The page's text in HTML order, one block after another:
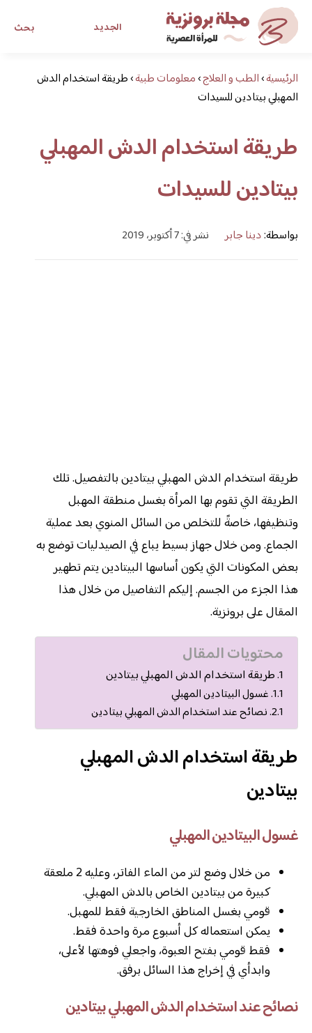
بحث الجديد
مجلة برونزية للفتاة العصريةالرئيسية›الطب و العلاج›معلومات طبية›طريقة استخدام الدش
المهبلي بيتادين للسيدات
طريقة استخدام الدش المهبلي
بيتادين للسيدات
بواسطة:دينا جابر نشر في: 7 أكتوبر، 2019
طريقة استخدام الدش المهبلي بيتادين بالتفصيل. تلك
الطريقة التي تقوم بها المرأة بغسل منطقة المهبل
وتنظيفها، خاصةً للتخلص من السائل المنوي بعد عملية
الجماع. ومن خلال جهاز بسيط يباع في الصيدليات توضع به
بعض المكونات التي يكون أساسها البيتادين يتم تطهير
هذا الجزء من الجسم. إليكم التفاصيل من خلال هذا
المقال على برونزية.
محتويات المقال
طريقة استخدام الدش المهبلي بيتادين
غسول البيتادين المهبلي
نصائح عند استخدام الدش المهبلي بيتادين
طريقة استخدام الدش المهبلي
بيتادين
غسول البيتادين المهبلي
من خلال وضع لتر من الماء الفاتر، وعليه 2 ملعقة
كبيرة من بيتادين الخاص بالدش المهبلي.
قومي بغسل المناطق الخارجية فقط للمهبل.
يمكن استعماله كل أسبوع مرة واحدة فقط.
فقط قومي بفتح العبوة، واجعلي فوهتها لأعلى،
وابدأي في إخراج هذا السائل برفق.
نصائح عند استخدام الدش المهبلي بيتادين